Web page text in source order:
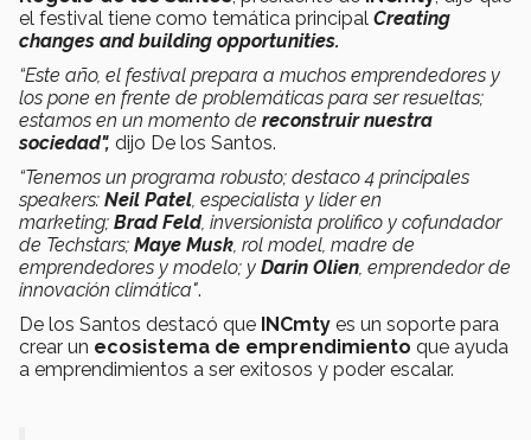
el festival tiene como temática principal Creating
changes and building opportunities.
“Este año, el festival prepara a muchos emprendedores y
los pone en frente de problemáticas para ser resueltas;
estamos en un momento de reconstruir nuestra
sociedad", dijo De los Santos.
“Tenemos un programa robusto; destaco 4 principales
speakers: Neil Patel, especialista y líder en
marketing; Brad Feld, inversionista prolífico y cofundador
de Techstars; Maye Musk, rol model, madre de
emprendedores y modelo; y Darin Olien, emprendedor de
innovación climática".
De los Santos destacó que INCmty es un soporte para
crear un ecosistema de emprendimiento que ayuda
a emprendimientos a ser exitosos y poder escalar.